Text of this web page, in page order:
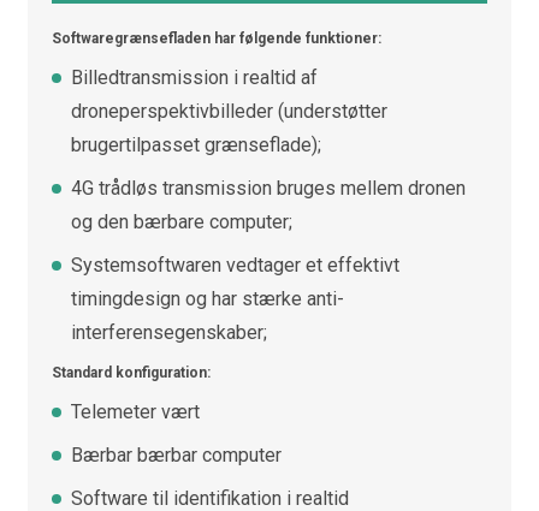
Softwaregrænsefladen har følgende funktioner:
Billedtransmission i realtid af
droneperspektivbilleder (understøtter
brugertilpasset grænseflade);
4G trådløs transmission bruges mellem dronen
og den bærbare computer;
Systemsoftwaren vedtager et effektivt
timingdesign og har stærke anti-
interferensegenskaber;
Standard konfiguration:
Telemeter vært
Bærbar bærbar computer
Software til identifikation i realtid